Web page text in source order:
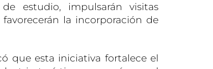
estudio, impulsarán visitas
la incorporación de
que esta iniciativa fortalece el